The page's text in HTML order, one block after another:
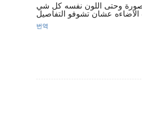
الصورة وحتى اللون نفسه كل شي
عشان تشوفو التفاصيل
번역